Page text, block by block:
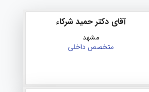
آقای دکتر حمید شرکاء
مشهد
متخصص داخلی